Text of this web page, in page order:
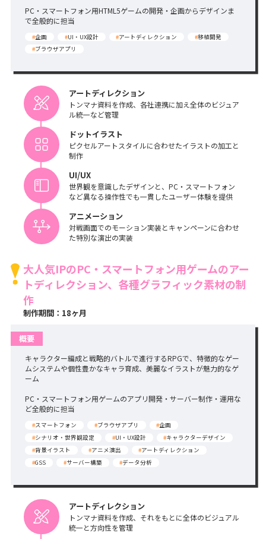
PC・スマートフォン用HTML5ゲームの開発・企画からデザインま
で全般的に担当
#企画 #UI・UX設計 #アートディレクション #移植開発
#ブラウザアプリ
アートディレクション
トンマナ資料を作成、各社連携に加え全体のビジュア
ル統一など管理
ドットイラスト
ピクセルアートスタイルに合わせたイラストの加工と
制作
UI/UX
世界観を意識したデザインと、PC・スマートフォン
など異なる操作性でも一貫したユーザー体験を提供
アニメーション
対戦画面でのモーション実装とキャンペーンに合わせ
た特別な演出の実装
大人気IPのPC・スマートフォン用ゲームのアー
トディレクション、各種グラフィック素材の制
作
制作期間：18ヶ月
概要
キャラクター編成と戦略的バトルで進行するRPGで、特徴的なゲー
ムシステムや個性豊かなキャラ育成、美麗なイラストが魅力的なゲ
ーム
PC・スマートフォン用ゲームのアプリ開発・サーバー制作・運用な
ど全般的に担当
#スマートフォン #ブラウザアプリ #企画
#シナリオ・世界観設定 #UI・UX設計 #キャラクターデザイン
#背景イラスト #アニメ演出 #アートディレクション
#GSS #サーバー構築 #データ分析
アートディレクション
トンマナ資料を作成、それをもとに全体のビジュアル
統一と方向性を管理